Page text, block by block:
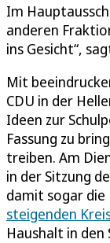
Im
anderen
ins Gesicht“,
Mit
CDU in der
Ideen zur
Fassung zu
treiben. Am
in der Sitzung
damit sogar die
steigenden
Haushalt in den